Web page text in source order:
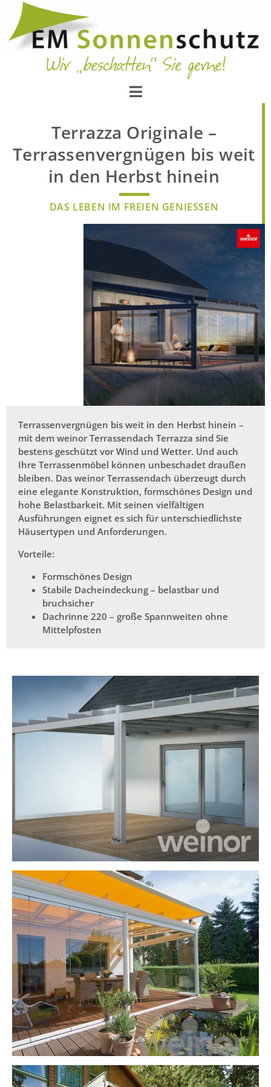
Terrassenvergnügen bis weit in den Herbst hinein –
mit dem weinor Terrassendach Terrazza sind Sie
bestens geschützt vor Wind und Wetter. Und auch
Ihre Terrassenmöbel können unbeschadet draußen
bleiben. Das weinor Terrassendach überzeugt durch
eine elegante Konstruktion, formschönes Design und
hohe Belastbarkeit. Mit seinen vielfältigen
Ausführungen eignet es sich für unterschiedlichste
Häusertypen und Anforderungen.
Vorteile:
Formschönes Design
Stabile Dacheindeckung – belastbar und
bruchsicher
Dachrinne 220 – große Spannweiten ohne
Mittelpfosten
Terrazza Originale –
Terrassenvergnügen bis weit
in den Herbst hinein
DAS LEBEN IM FREIEN GENIESSEN